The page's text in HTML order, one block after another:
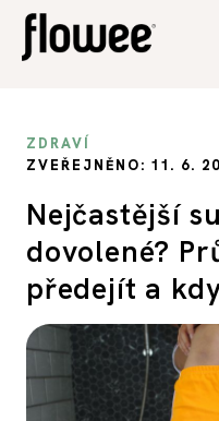
SEX
ZDRAVÍ
ZVEŘEJNĚNO: 11. 6.
Nejčastější
dovolené?
předejít a